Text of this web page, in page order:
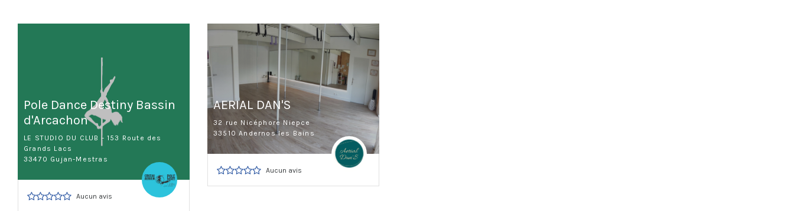
Pole Dance Destiny Bassin
d'Arcachon
LE STUDIO DU CLUB - 153 Route des
Grands Lacs
33470 Gujan-Mestras
Aucun avis
AERIAL DAN'S
32 rue Nicéphore Niepce
33510 Andernos les Bains
Aucun avis